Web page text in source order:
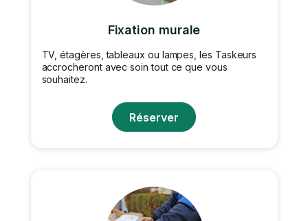
Fixation murale
TV, étagères, tableaux ou lampes, les Taskeurs
accrocheront avec soin tout ce que vous
souhaitez.
Réserver